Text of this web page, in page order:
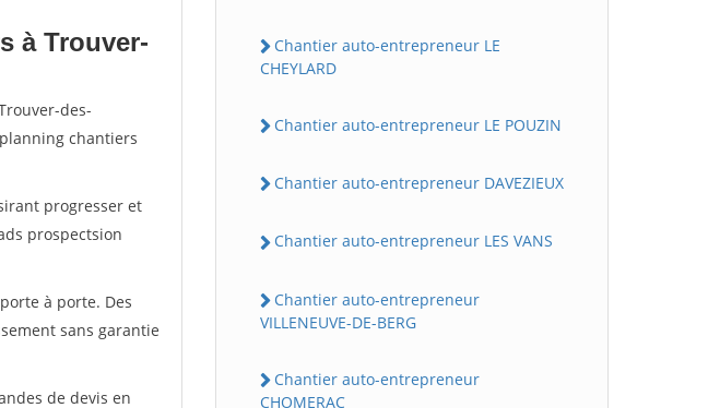
à Trouver-
des-
chantiers
progresser et
prospectsion
à porte. Des
sans garantie
de devis en
Chantier auto-entrepreneur LE
CHEYLARD
Chantier auto-entrepreneur LE POUZIN
Chantier auto-entrepreneur DAVEZIEUX
Chantier auto-entrepreneur LES VANS
Chantier auto-entrepreneur
VILLENEUVE-DE-BERG
Chantier auto-entrepreneur
CHOMERAC